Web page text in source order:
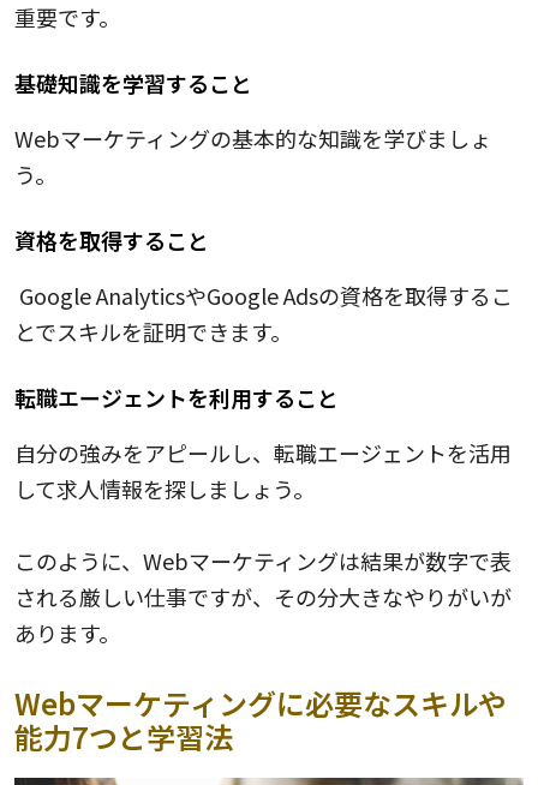
重要です。
基礎知識を学習すること
Webマーケティングの基本的な知識を学びましょ
う。
資格を取得すること
Google AnalyticsやGoogle Adsの資格を取得するこ
とでスキルを証明できます。
転職エージェントを利用すること
自分の強みをアピールし、転職エージェントを活用
して求人情報を探しましょう。
このように、Webマーケティングは結果が数字で表
される厳しい仕事ですが、その分大きなやりがいが
あります。
Webマーケティングに必要なスキルや
能力7つと学習法